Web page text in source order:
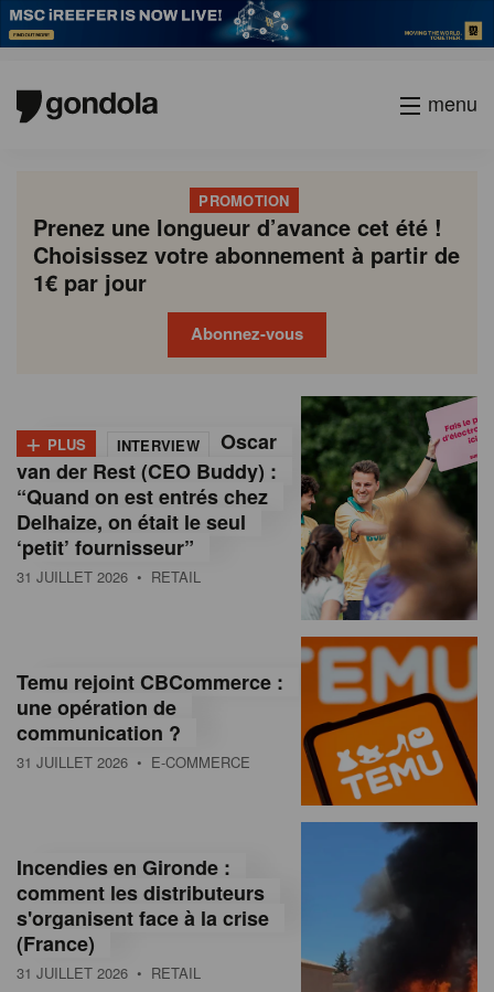
menu
PROMOTION
Prenez une longueur d’avance cet été !
Choisissez votre abonnement à partir de
1€ par jour
Abonnez-vous
o
n
d
o
M
a
g
n
e
+ PLUS INTERVIEW
Oscar
van der Rest (CEO Buddy) :
“Quand on est entrés chez
Delhaize, on était le seul
‘petit’ fournisseur”
31 JUILLET 2026 • RETAIL
Temu rejoint CBCommerce :
une opération de
communication ?
31 JUILLET 2026 • E-COMMERCE
Incendies en Gironde :
comment les distributeurs
s'organisent face à la crise
(France)
31 JUILLET 2026 • RETAIL